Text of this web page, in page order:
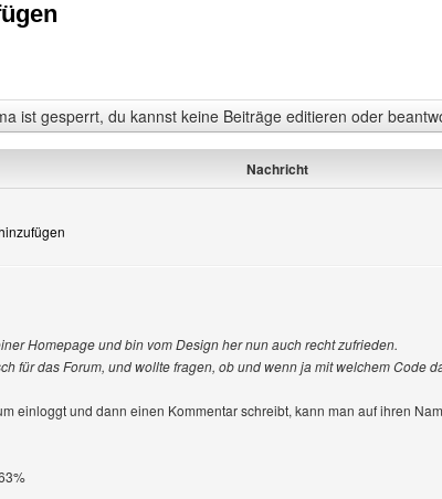
ist gesperrt, du kannst keine Beiträge editieren oder
Nachricht
Homepage und bin vom Design her nun auch recht zufrieden.
für das Forum, und wollte fragen, ob und wenn ja mit welchem Code
einloggt und dann einen Kommentar schreibt, kann man auf ihren